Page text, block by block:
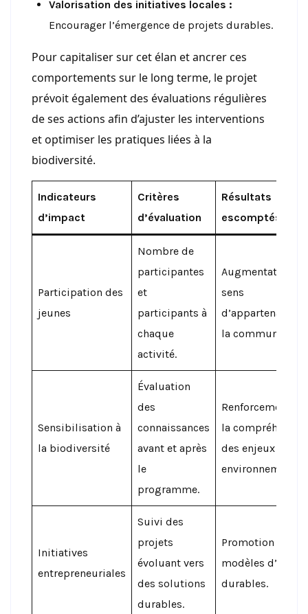
Valorisation des initiatives locales :
Encourager l’émergence de projets durables.
Pour capitaliser sur cet élan et ancrer ces
comportements sur le long terme, le projet
prévoit également des évaluations régulières
de ses actions afin d’ajuster les interventions
et optimiser les pratiques liées à la
biodiversité.
Indicateurs
d’impact
Critères
d’évaluation
Résultats
escomptés
Participation des
jeunes
Nombre de
participantes
et
participants à
chaque
activité.
Augmentation
sens
d’appartenance à
la communauté.
Sensibilisation à
la biodiversité
Évaluation
des
connaissances
avant et après
le
programme.
Renforcement de
la
des enjeux
Initiatives
entrepreneuriales
Suivi des
projets
évoluant vers
des solutions
durables.
Promotion de
modèles
durables.